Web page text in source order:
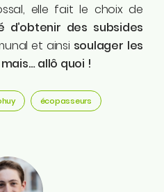
elle fait le choix de
d’obtenir des subsides
et ainsi soulager les
mais… allô quoi !
écopasseurs